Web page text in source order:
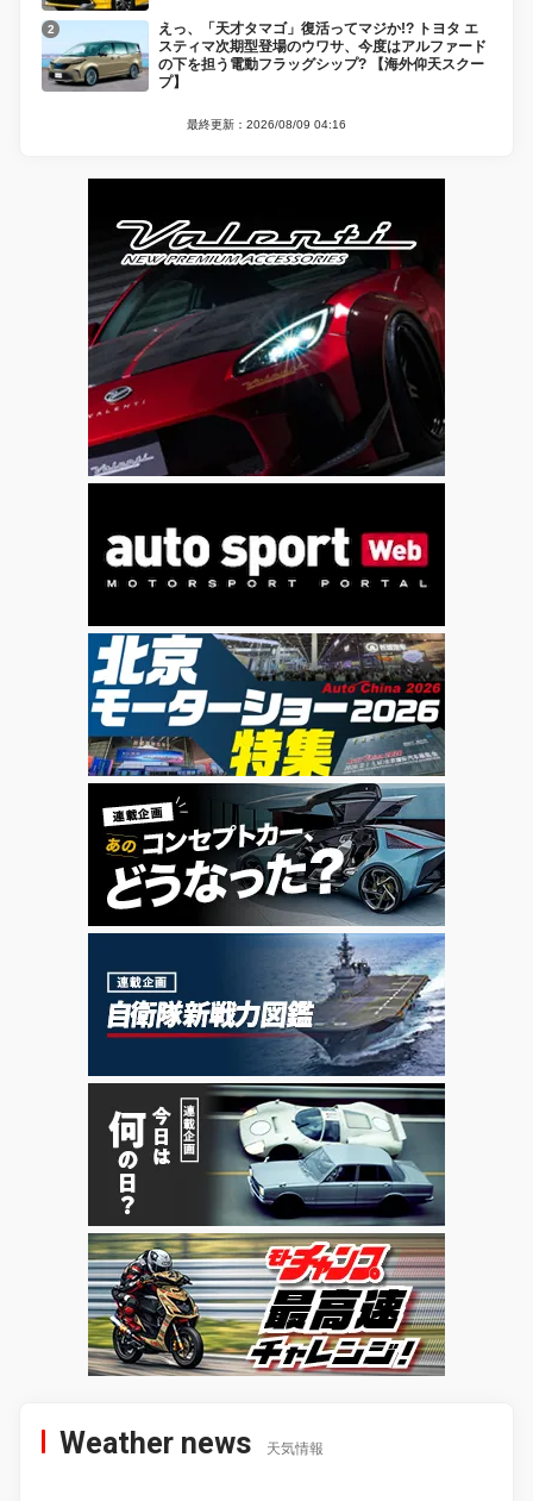
えっ、「天才タマゴ」復活ってマジか!? トヨタ エ
スティマ次期型登場のウワサ、今度はアルファード
の下を担う電動フラッグシップ? 【海外仰天スクー
プ】
最終更新：2026/08/09 04:16
Weather news 天気情報